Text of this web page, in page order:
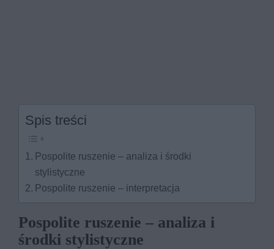
Spis treści
Pospolite ruszenie – analiza i środki
stylistyczne
Pospolite ruszenie – interpretacja
Pospolite ruszenie – analiza i
środki stylistyczne